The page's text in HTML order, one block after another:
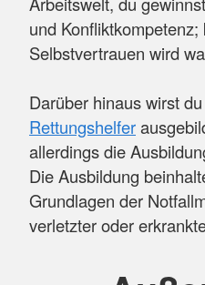
und
Selbstvertrauen wird
Darüber hinaus wirst
Rettungshelfer
allerdings die
Die Ausbildung
Grundlagen der
verletzter oder